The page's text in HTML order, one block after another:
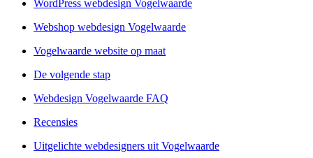
WordPress webdesign Vogelwaarde
Webshop webdesign Vogelwaarde
Vogelwaarde website op maat
De volgende stap
Webdesign Vogelwaarde FAQ
Recensies
Uitgelichte webdesigners uit Vogelwaarde